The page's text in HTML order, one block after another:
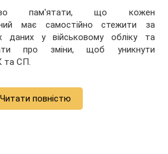
пам'ятати, що кожен
має самостійно стежити за
даних у військовому обліку та
про зміни, щоб уникнути
та СП.
Читати повністю